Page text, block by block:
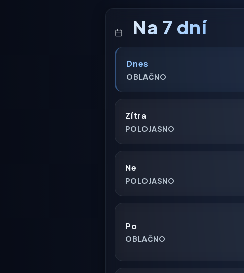
Na 7 dní
Dnes
OBLAČNO
Zítra
POLOJASNO
Ne
POLOJASNO
Po
OBLAČNO